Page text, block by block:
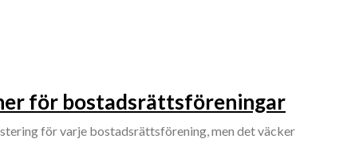
för bostadsrättsföreningar
för varje bostadsrättsförening, men det väcker